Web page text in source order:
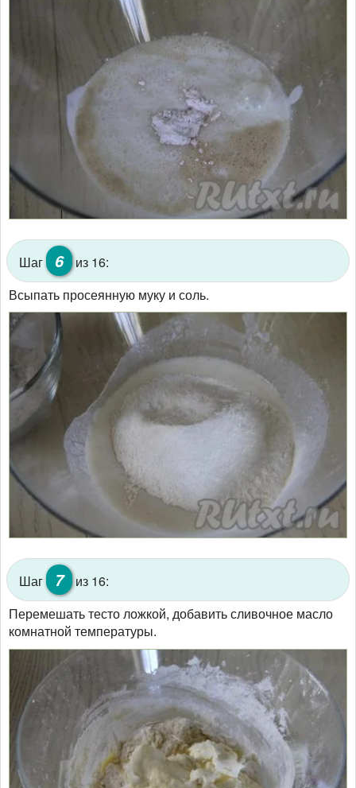
Шаг 6
из 16:
Всыпать просеянную муку и соль.
Шаг 7
из 16:
Перемешать тесто ложкой, добавить сливочное масло
комнатной температуры.